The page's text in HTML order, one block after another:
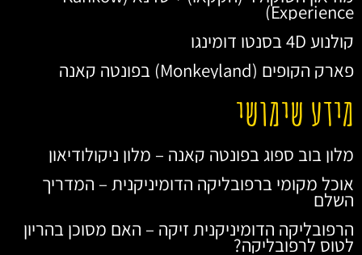
Experience)
קולנוע 4D בסנטו דומינגו
פארק הקופים (Monkeyland) בפונטה קאנה
מידע שימושי
מלון בוב ספוג בפונטה קאנה – מלון ניקולודיאון
אוכל מקומי ברפובליקה הדומיניקנית – המדריך
השלם
הרפובליקה הדומיניקנית זיקה – האם מסוכן בהריון
לטוס לרפובליקה?